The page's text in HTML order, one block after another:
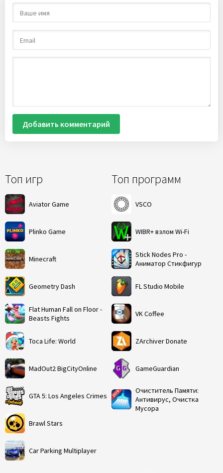
Топ игр
Aviator Game
Plinko Game
Minecraft
Geometry Dash
Flat Human Fall on Floor -
Beasts Fights
Toca Life: World
MadOut2 BigCityOnline
GTA 5: Los Angeles Crimes
Brawl Stars
Car Parking Multiplayer
Топ программ
VSCO
WIBR+ взлом Wi-Fi
Stick Nodes Pro -
Аниматор Стикфигур
FL Studio Mobile
VK Coffee
ZArchiver Donate
GameGuardian
Очиститель Памяти:
Антивирус, Очистка
Мусора
Добавить комментарий